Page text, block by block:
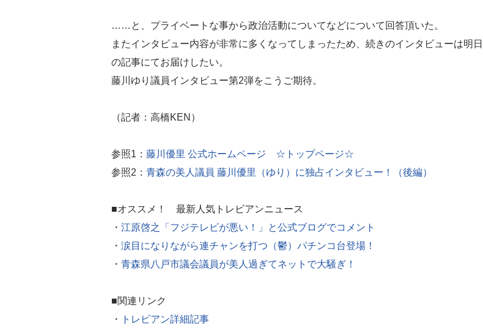
……と、プライベートな事から政治活動についてなどについて回答頂いた。
またインタビュー内容が非常に多くなってしまったため、続きのインタビューは明日
の記事にてお届けしたい。
藤川ゆり議員インタビュー第2弾をこうご期待。
（記者：高橋KEN）
参照1： 藤川優里 公式ホームページ ☆トップページ☆
参照2： 青森の美人議員 藤川優里（ゆり）に独占インタビュー！（後編）
■オススメ！ 最新人気トレビアンニュース
・ 江原啓之「フジテレビが悪い！」と公式ブログでコメント
・ 涙目になりながら連チャンを打つ（鬱）パチンコ台登場！
・ 青森県八戸市議会議員が美人過ぎてネットで大騒ぎ！
■関連リンク
・
トレビアン詳細記事